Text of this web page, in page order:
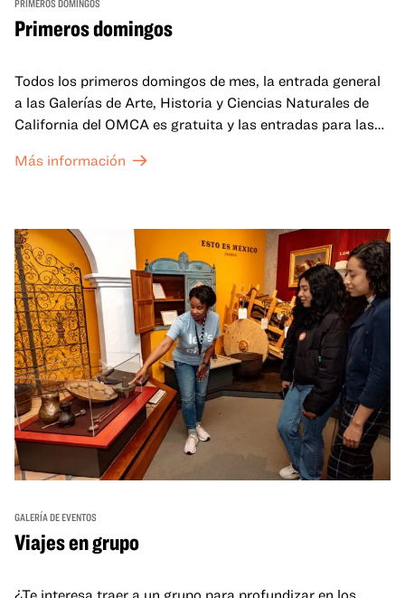
PRIMEROS DOMINGOS
Primeros domingos
Todos los primeros domingos de mes, la entrada general
a las Galerías de Arte, Historia y Ciencias Naturales de
California del OMCA es gratuita y las entradas para las
a un precio reducido de 6 $.
Más información
GALERÍA DE EVENTOS
Viajes en grupo
¿Te interesa traer a un grupo para profundizar en los